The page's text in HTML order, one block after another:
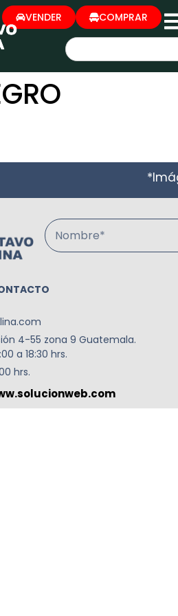
VENDER COMPRAR
Nombre*
4-55 zona 9 Guatemala.
a 18:30 hrs.
hrs.